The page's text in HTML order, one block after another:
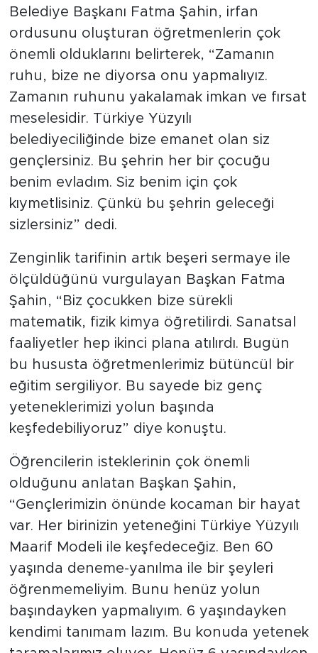
Belediye Başkanı Fatma Şahin, irfan
ordusunu oluşturan öğretmenlerin çok
önemli olduklarını belirterek, “Zamanın
ruhu, bize ne diyorsa onu yapmalıyız.
Zamanın ruhunu yakalamak imkan ve fırsat
meselesidir. Türkiye Yüzyılı
belediyeciliğinde bize emanet olan siz
gençlersiniz. Bu şehrin her bir çocuğu
benim evladım. Siz benim için çok
kıymetlisiniz. Çünkü bu şehrin geleceği
sizlersiniz” dedi.
Zenginlik tarifinin artık beşeri sermaye ile
ölçüldüğünü vurgulayan Başkan Fatma
Şahin, “Biz çocukken bize sürekli
matematik, fizik kimya öğretilirdi. Sanatsal
faaliyetler hep ikinci plana atılırdı. Bugün
bu hususta öğretmenlerimiz bütüncül bir
eğitim sergiliyor. Bu sayede biz genç
yeteneklerimizi yolun başında
keşfedebiliyoruz” diye konuştu.
Öğrencilerin isteklerinin çok önemli
olduğunu anlatan Başkan Şahin,
“Gençlerimizin önünde kocaman bir hayat
var. Her birinizin yeteneğini Türkiye Yüzyılı
Maarif Modeli ile keşfedeceğiz. Ben 60
yaşında deneme-yanılma ile bir şeyleri
öğrenmemeliyim. Bunu henüz yolun
başındayken yapmalıyım. 6 yaşındayken
kendimi tanımam lazım. Bu konuda yetenek